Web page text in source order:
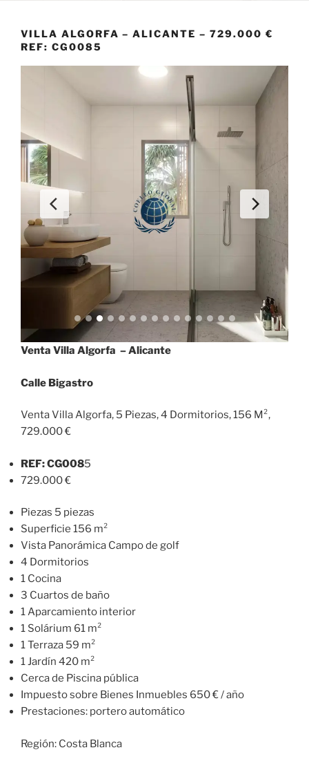
VILLA ALGORFA – ALICANTE – 729.000 €
REF: CG0085
Venta Villa Algorfa – Alicante
Calle Bigastro
Venta Villa Algorfa, 5 Piezas, 4 Dormitorios, 156 M²,
729.000 €
REF: CG0085
729.000 €
Piezas 5 piezas
Superficie 156 m²
Vista Panorámica Campo de golf
4 Dormitorios
1 Cocina
3 Cuartos de baño
1 Aparcamiento interior
1 Solárium 61 m²
1 Terraza 59 m²
1 Jardín 420 m²
Cerca de Piscina pública
Impuesto sobre Bienes Inmuebles 650 € / año
Prestaciones: portero automático
Región: Costa Blanca